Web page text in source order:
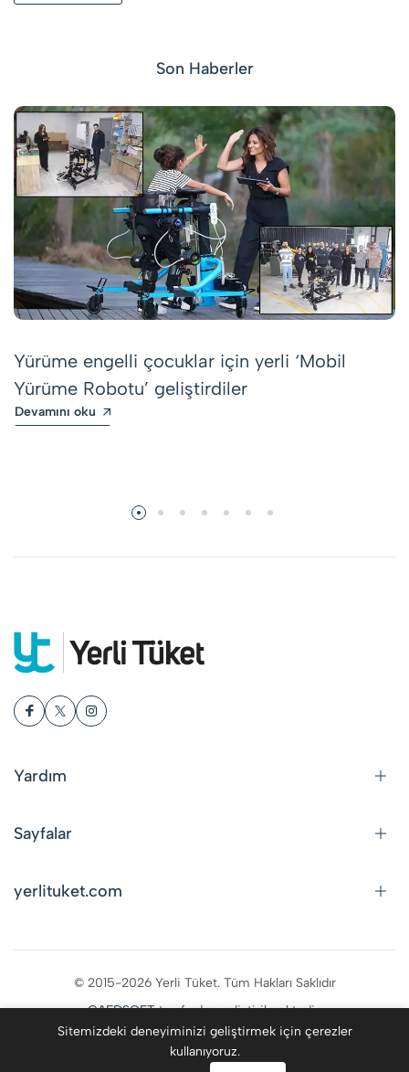
Son Haberler
Yürüme engelli çocuklar için yerli ‘Mobil
Yürüme Robotu’ geliştirdiler
Devamını oku
Yardım
Sayfalar
yerlituket.com
© 2015-2026 Yerli Tüket. Tüm Hakları Saklıdır
CAFDSOFTtarafından geliştirilmektedir.
Sitemizdeki deneyiminizi geliştirmek için çerezler
kullanıyoruz.
0